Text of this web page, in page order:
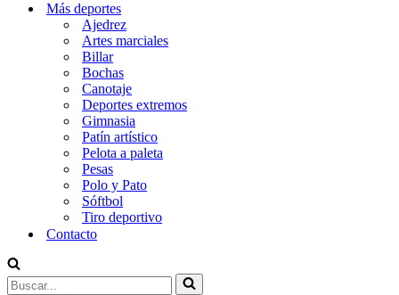
Más deportes
Ajedrez
Artes marciales
Billar
Bochas
Canotaje
Deportes extremos
Gimnasia
Patín artístico
Pelota a paleta
Pesas
Polo y Pato
Sóftbol
Tiro deportivo
Contacto
Buscar...